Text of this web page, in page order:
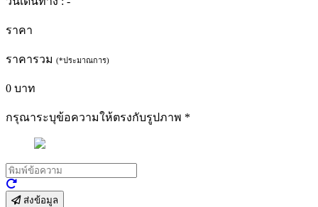
ราคา
ราคารวม (*ประมาณการ)
0 บาท
กรุณาระบุข้อความให้ตรงกับรูปภาพ *
ส่งข้อมูล